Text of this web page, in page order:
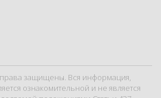
защищены. Вся информация,
ознакомительной и не является